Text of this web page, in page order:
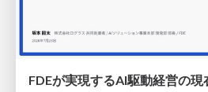
FDEが実現するAI駆動経営の現